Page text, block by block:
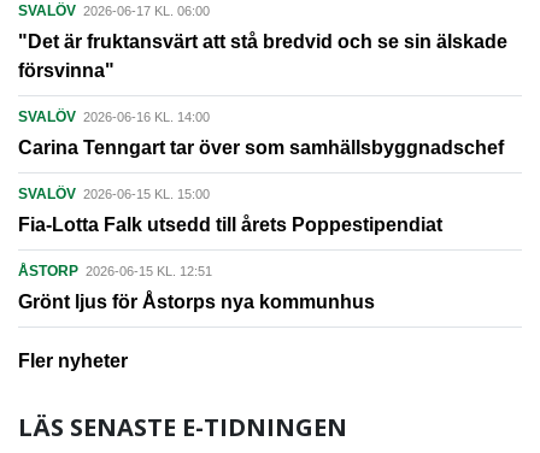
SVALÖV 2026-06-17 KL. 06:00
"Det är fruktansvärt att stå bredvid och se sin älskade
försvinna"
SVALÖV 2026-06-16 KL. 14:00
Carina Tenngart tar över som samhällsbyggnadschef
SVALÖV 2026-06-15 KL. 15:00
Fia-Lotta Falk utsedd till årets Poppestipendiat
ÅSTORP 2026-06-15 KL. 12:51
Grönt ljus för Åstorps nya kommunhus
Fler nyheter
LÄS SENASTE E-TIDNINGEN